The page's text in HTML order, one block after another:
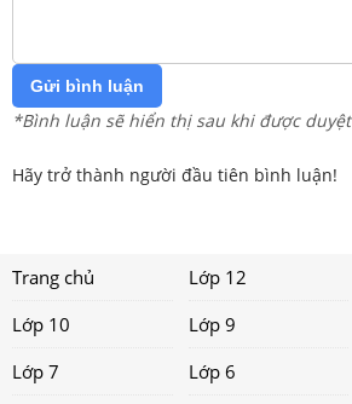
Gửi bình luận
*Bình luận sẽ hiển thị sau khi được duyệt
Hãy trở thành người đầu tiên bình luận!
Trang chủ Lớp 12
Lớp 10
Lớp 9
Lớp 7
Lớp 6